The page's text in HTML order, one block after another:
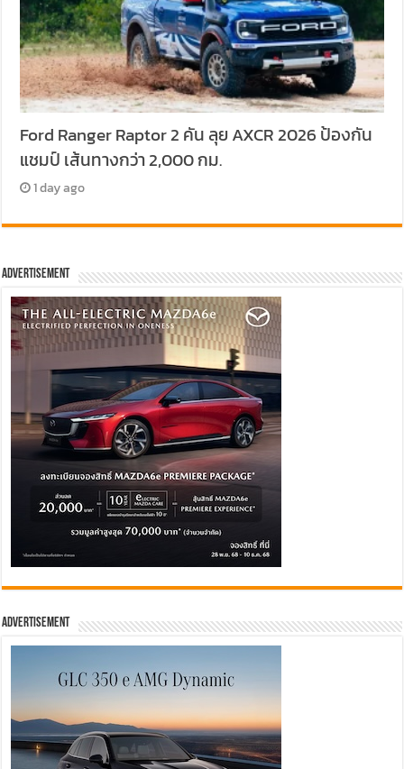
Ford Ranger Raptor 2 คัน ลุย AXCR 2026 ป้องกัน
แชมป์ เส้นทางกว่า 2,000 กม.
1 day ago
Advertisement
Advertisement